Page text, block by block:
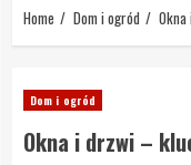
Home Dom i ogród
Dom i ogród
Okna i drzwi –